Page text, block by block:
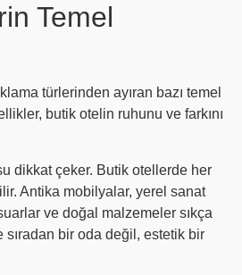
Temel
türlerinden ayıran bazı temel
butik otelin ruhunu ve farkını
dikkat çeker. Butik otellerde her
Antika mobilyalar, yerel sanat
ve doğal malzemeler sıkça
sıradan bir oda değil, estetik bir